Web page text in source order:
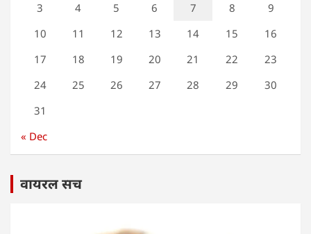
3
4 5 6 7 8
9
10
11 12 13 14 15
16
17
18 19 20 21 22
23
24
25 26 27 28 29
30
31
« Dec
वायरल सच